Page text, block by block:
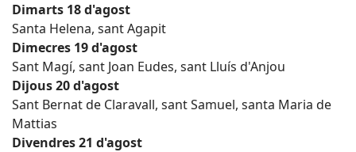
Dimarts 18 d'agost
Santa Helena, sant Agapit
Dimecres 19 d'agost
Sant Magí, sant Joan Eudes, sant Lluís d'Anjou
Dijous 20 d'agost
Sant Bernat de Claravall, sant Samuel, santa Maria de
Mattias
Divendres 21 d'agost